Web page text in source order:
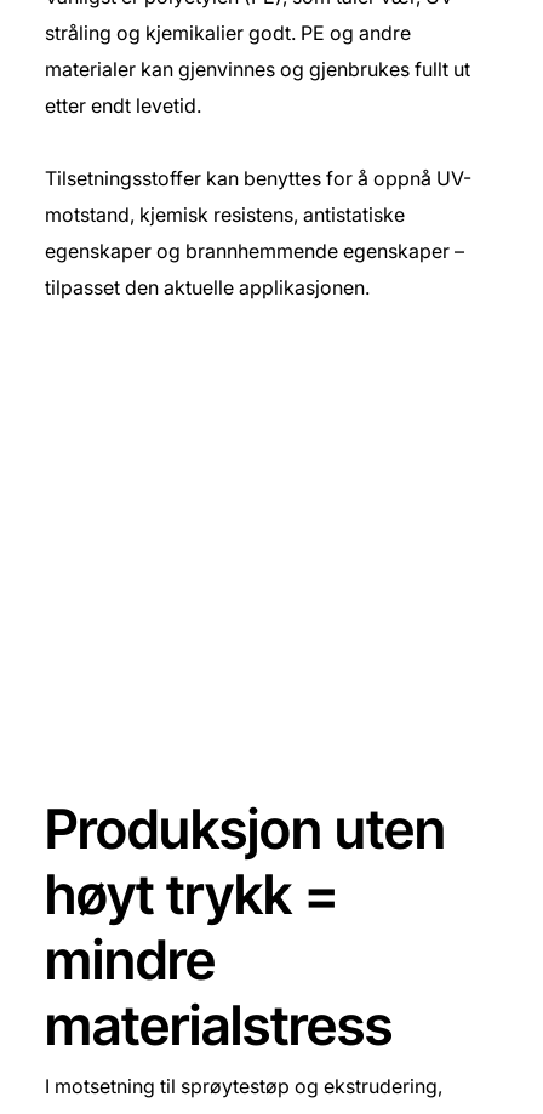
stråling og kjemikalier godt. PE og andre
materialer kan gjenvinnes og gjenbrukes fullt ut
etter endt levetid.
Tilsetningsstoffer kan benyttes for å oppnå UV-
motstand, kjemisk resistens, antistatiske
egenskaper og brannhemmende egenskaper –
tilpasset den aktuelle applikasjonen.
Produksjon uten
høyt trykk =
mindre
materialstress
I motsetning til sprøytestøp og ekstrudering,